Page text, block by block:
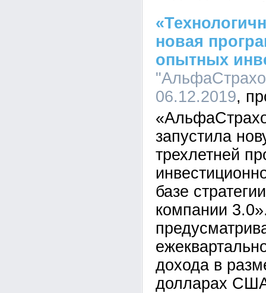
новая
опытных
06.12.2019
запустила
трехлетней
базе
компании
дохода в
долларах